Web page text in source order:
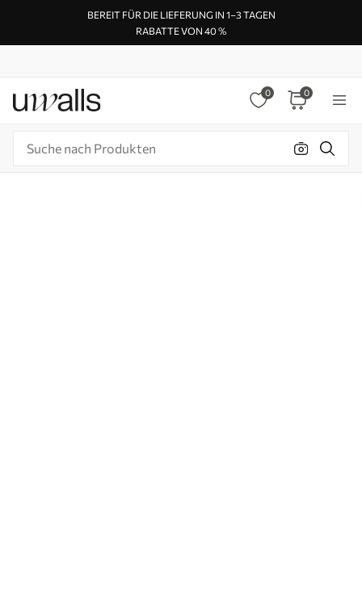
BEREIT FÜR DIE LIEFERUNG IN 1–3 TAGEN
RABATTE VON 40 %
0 0